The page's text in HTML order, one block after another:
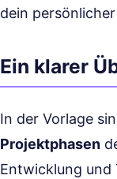
dein
Ein klarer
In der Vorlage
Projektphasen
Entwicklung und